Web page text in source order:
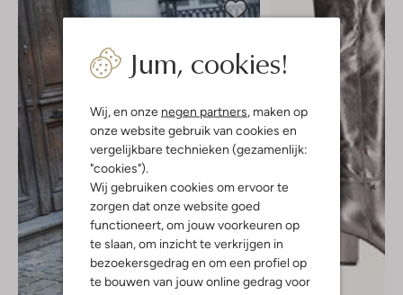
Jum, cookies!
Wij, en onze negen partners, maken op
onze website gebruik van cookies en
vergelijkbare technieken (gezamenlijk:
"cookies").
Wij gebruiken cookies om ervoor te
zorgen dat onze website goed
functioneert, om jouw voorkeuren op
te slaan, om inzicht te verkrijgen in
bezoekersgedrag en om een profiel op
te bouwen van jouw online gedrag voor